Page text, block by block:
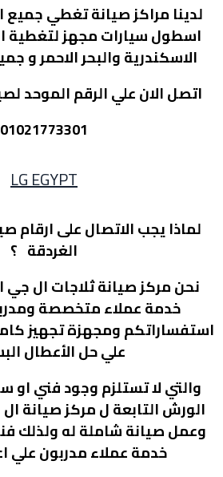
لدينا مراكز صيانة تغطي جميع
اسطول سيارات مجهز لتغطية
الاسكندرية والبحر الاحمر و
اتصل الان علي الرقم الموحد
01021773301
LG EGYPT
لماذا يجب الاتصال على ارقام
الغردقة ؟
نحن مركز صيانة ثلاجات ال جي
خدمة عملاء متخصصة
استفساراتكم ومجهزة تجهيز
علي حل الأعطال
والتي لا تستلزم وجود فني او
الورش التابعة ل مركز
وعمل صيانة شاملة له ولذلك
خدمة عملاء مدربون